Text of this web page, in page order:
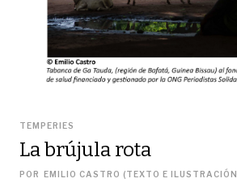
TEMPERIES
La brújula rota
POR EMILIO CASTRO (TEXTO E